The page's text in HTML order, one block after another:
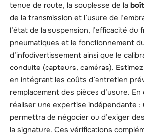
tenue de route, la souplesse de la
de la transmission et l’usure de
l’état de la suspension, l’efficacité du
pneumatiques et le fonctionnement
d’infodivertissement ainsi que le
conduite (capteurs, caméras). Estimez
en intégrant les coûts d’entretien
remplacement des pièces d’usure.
réaliser une expertise indépendante
permettra de négocier ou d’exiger
la signature. Ces vérifications